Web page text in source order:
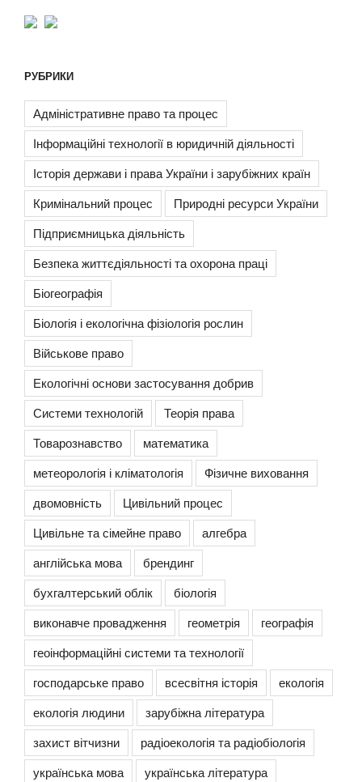
РУБРИКИ
Адміністративне право та процес
Інформаційні технології в юридичній діяльності
Історія держави і права України і зарубіжних країн
Кримінальний процес
Природні ресурси України
Підприємницька діяльність
Безпека життєдіяльності та охорона праці
Біогеографія
Біологія і екологічна фізіологія рослин
Військове право
Екологічні основи застосування добрив
Системи технологій
Теорія права
Товарознавство
математика
метеорологія і кліматологія
Фізичне виховання
двомовність
Цивільний процес
Цивільне та сімейне право
алгебра
англійська мова
брендинг
бухгалтерський облік
біологія
виконавче провадження
геометрія
географія
геоінформаційні системи та технології
господарське право
всесвітня історія
екологія
екологія людини
зарубіжна література
захист вітчизни
радіоекологія та радіобіологія
українська мова
українська література